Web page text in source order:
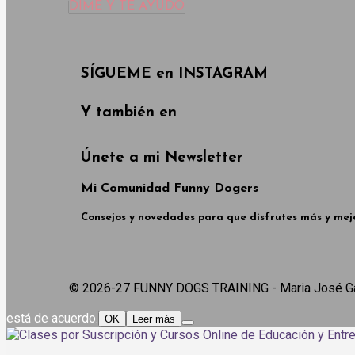
DIME Y TE AYUDO
SÍGUEME en INSTAGRAM
Y también en
Únete a mi Newsletter
Mi Comunidad Funny Dogers
Consejos y novedades para que disfrutes más y
© 2026-27 FUNNY DOGS TRAINING - Maria José
está de acuerdo.
OK Leer más